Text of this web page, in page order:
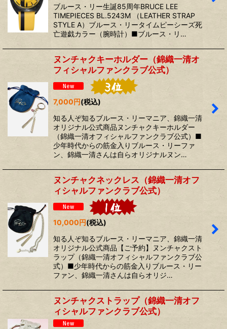
ブルース・リー生誕85周年BRUCE LEE
TIMEPIECES BL.5243M （LEATHER STRAP
STYLE A）ブルース・リータイムピーシーズ死
亡遊戯カラー（腕時計）■ブルース・リ…
ヌンチャクキーホルダー（錦織一清オ
フィシャルファンクラブ公式）
7,000円(税込)
知る人ぞ知るブルース・リーマニア、錦織一清
オリジナル公式商品ヌンチャクキーホルダー
（錦織一清オフィシャルファンクラブ公式）■
少年時代からの筋金入りブルース・リーファ
ン、錦織一清さんは自らオリジナルヌン…
ヌンチャクネックレス（錦織一清オフ
ィシャルファンクラブ公式）
10,000円(税込)
知る人ぞ知るブルース・リーマニア、錦織一清
オリジナル公式商品【ご予約】ヌンチャクスト
ラップ（錦織一清オフィシャルファンクラブ公
式）■少年時代からの筋金入りブルース・リー
ファン、錦織一清さんは自らオリジ…
ヌンチャクストラップ（錦織一清オフ
ィシャルファンクラブ公式）